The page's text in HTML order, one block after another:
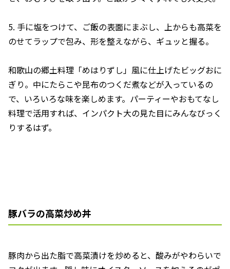
5. 手に塩をつけて、ご飯の表面にまぶし、上からも高菜を
のせてラップで包み、形を整えながら、ギュッと握る。
和歌山の郷土料理「めはりずし」風に仕上げたビッグおに
ぎり。中にたらこや昆布のつくだ煮などが入っているの
で、いろいろな味を楽しめます。パーティーやおもてなし
料理で活用すれば、インパクト大の見た目にみんなびっく
りするはず。
豚バラの高菜炒め丼
豚肉から出た脂で高菜漬けを炒めると、酸みがやわらいで